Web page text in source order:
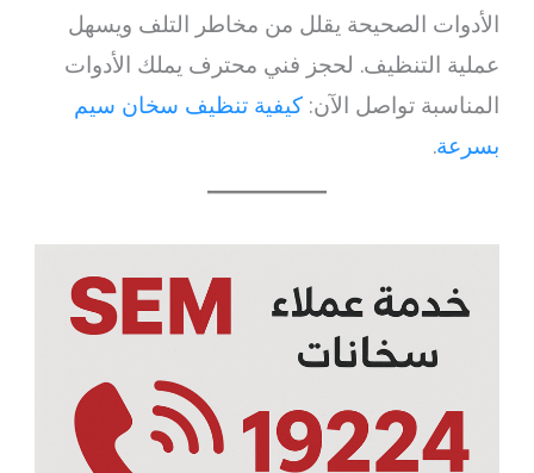
الأدوات الصحيحة يقلل من مخاطر التلف ويسهل
عملية التنظيف. لحجز فني محترف يملك الأدوات
المناسبة تواصل الآن:كيفية تنظيف سخان سيم
بسرعة.